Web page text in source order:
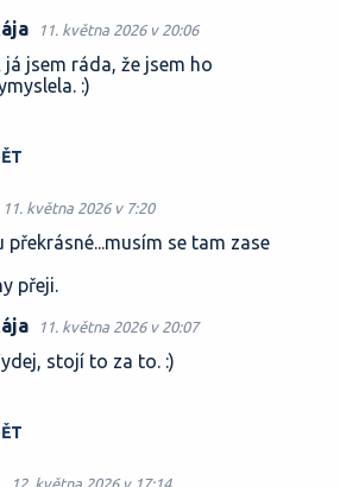
11. května 2026 v 20:06
já jsem ráda, že jsem ho
:)
11. května 2026 v 7:20
překrásné...musím se tam zase
přeji.
11. května 2026 v 20:07
stojí to za to. :)
12. května 2026 v 17:14